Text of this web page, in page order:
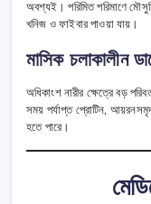
অবশ্যই। পরিমিত পরিমাণে
খনিজ ও ফাইবার পাওয়া যায়।
মাসিক চলাকালীন
অধিকাংশ নারীর ক্ষেত্রে বড়
সময় পর্যাপ্ত প্রোটিন,
হতে পারে।